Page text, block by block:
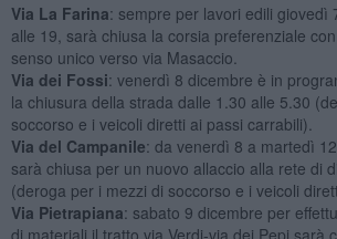
Via La Farina: sempre per lavori edili giovedì
alle 19, sarà chiusa la corsia preferenziale
senso unico verso via Masaccio.
Via dei Fossi: venerdì 8 dicembre è in
la chiusura della strada dalle 1.30 alle 5.30
soccorso e i veicoli diretti ai passi carrabili).
Via del Campanile: da venerdì 8 a martedì
sarà chiusa per un nuovo allaccio alla rete di
(deroga per i mezzi di soccorso e i veicoli
Via Pietrapiana: sabato 9 dicembre per
di materiali il tratto via Verdi-via dei Pepi sarà